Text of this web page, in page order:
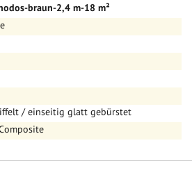
braun-2,4 m-18 m²
/ einseitig glatt gebürstet